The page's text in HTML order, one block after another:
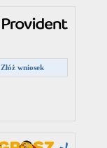
Złóż wniosek